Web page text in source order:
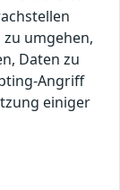
umgehen,
Daten zu
Angriff
einiger